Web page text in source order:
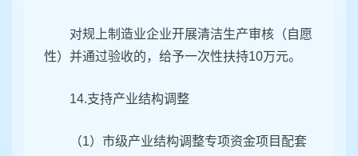
对规上制造业企业开展清洁生产审核（自愿
性）并通过验收的，给予一次性扶持10万元。
14.支持产业结构调整
（1）市级产业结构调整专项资金项目配套